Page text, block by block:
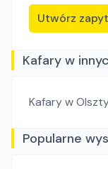
Utwórz
Kafary w
Kafaryw
Popularne